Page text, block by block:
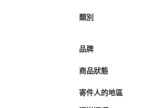
類別
品牌
商品狀態
寄件人的地區